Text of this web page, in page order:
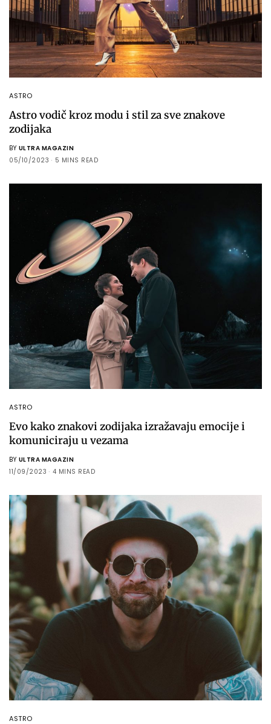
ASTRO
Astro vodič kroz modu i stil za sve znakove
zodijaka
BY ULTRA MAGAZIN
05/10/2023
5 MINS READ
ASTRO
Evo kako znakovi zodijaka izražavaju emocije i
komuniciraju u vezama
BY ULTRA MAGAZIN
11/09/2023
4 MINS READ
ASTRO